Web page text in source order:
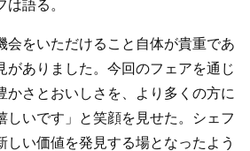
語る。
会をいただけること自体が貴重であ
がありました。今回のフェアを通じ
かさとおいしさを、より多くの方に
しいです」と笑顔を見せた。シェフ
しい価値を発見する場となったよう